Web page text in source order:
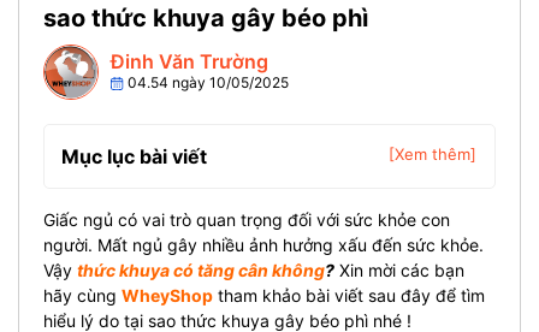
sao thức khuya gây béo phì
Đinh Văn Trường
04.54 ngày 10/05/2025
Mục lục bài viết [Xem thêm]
Giấc ngủ có vai trò quan trọng đối với sức khỏe con
người. Mất ngủ gây nhiều ảnh hưởng xấu đến sức khỏe.
Vậy thức khuya có tăng cân không? Xin mời các bạn
hãy cùng WheyShop tham khảo bài viết sau đây để tìm
hiểu lý do tại sao thức khuya gây béo phì nhé !